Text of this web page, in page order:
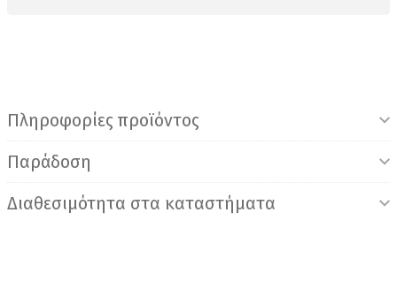
Πληροφορίες προϊόντος
Παράδοση
Διαθεσιμότητα στα καταστήματα